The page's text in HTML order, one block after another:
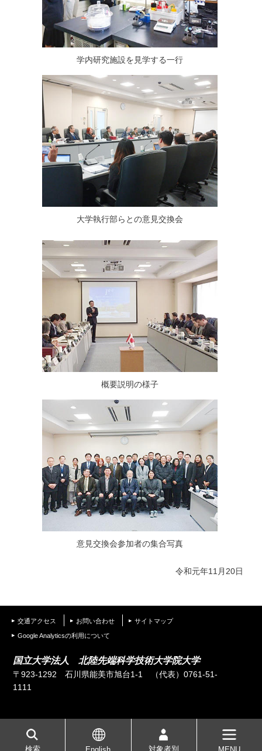
検索 English 対象者別 MENU
学内研究施設を見学する一行
大学執行部らとの意見交換会
概要説明の様子
意見交換会参加者の集合写真
令和元年11月20日
交通アクセス お問い合わせ サイトマップ
Google Analyticsの利用について
国立大学法人 北陸先端科学技術大学院大学
〒923-1292 石川県能美市旭台1-1
（代表）0761-51-
1111